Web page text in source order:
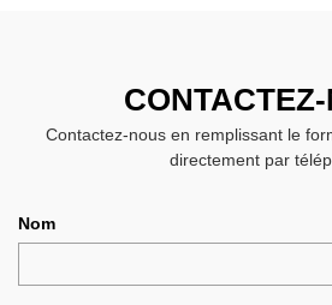
Contactez-nous en remplissant le
directement par
Nom